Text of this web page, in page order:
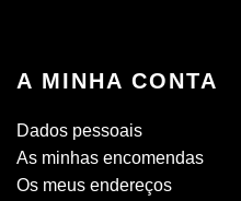
A MINHA CONTA
Dados pessoais
As minhas encomendas
Os meus endereços